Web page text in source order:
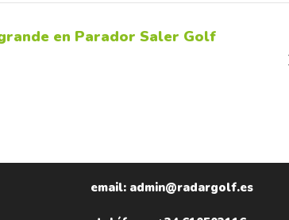
en Parador Saler Golf
email: admin@radargolf.es